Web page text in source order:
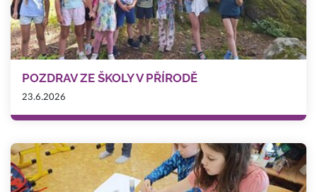
POZDRAV ZE ŠKOLY V PŘÍRODĚ
23.6.2026